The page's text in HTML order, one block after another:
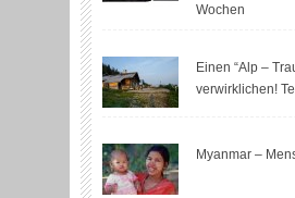
Wochen
Einen “Alp –
verwirklichen!
Myanmar –